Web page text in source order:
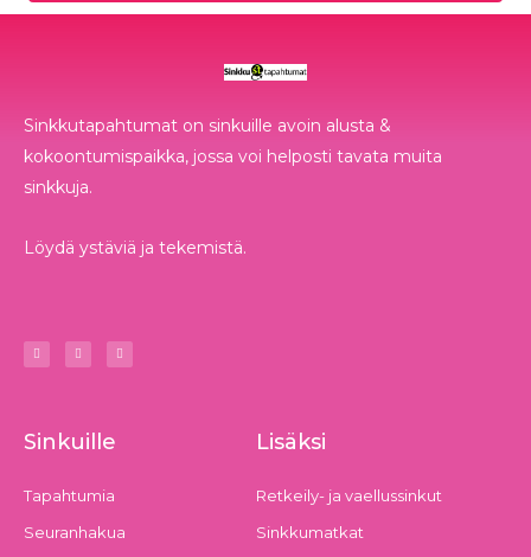
Sinkkutapahtumat on sinkuille avoin alusta &
kokoontumispaikka, jossa voi helposti tavata muita
sinkkuja.
Löydä ystäviä ja tekemistä.
s
t
a
c
e
b
l
e
g
Sinkuille
Tapahtumia
Seuranhakua
Lisäksi
Retkeily- ja vaellussinkut
Sinkkumatkat